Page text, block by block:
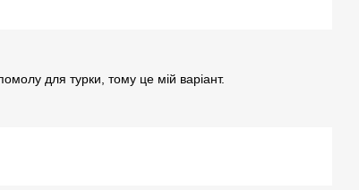
для турки, тому це мiй варiант.